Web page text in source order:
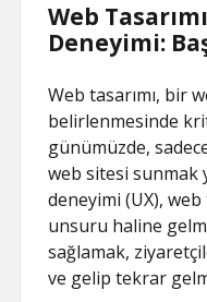
Web
Deneyimi:
Web tasarımı, bir
belirlenmesinde
günümüzde,
web sitesi sunmak
deneyimi (UX), web
unsuru haline
sağlamak,
ve gelip tekrar